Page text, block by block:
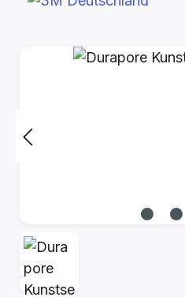
Bildergalerie überspringen